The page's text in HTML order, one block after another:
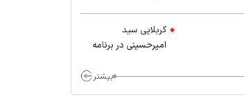
کربلایی سید
امیر‌حسینی در برنامه
محسن چاوشی چه
بیشتر